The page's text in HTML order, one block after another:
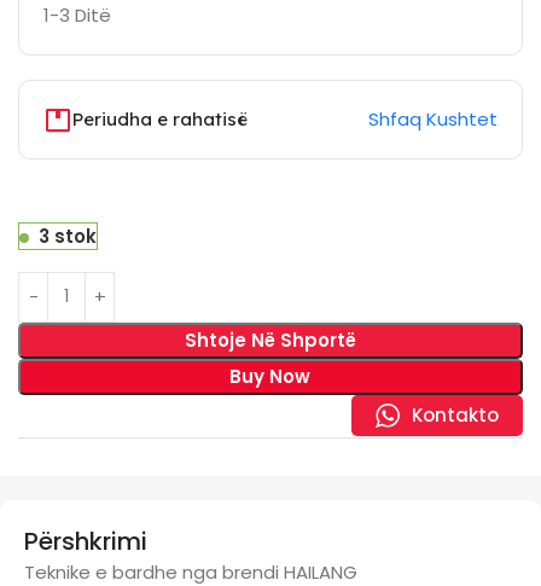
1-3 Ditë
Periudha e rahatisë Shfaq Kushtet
3 stok
Shtoje Në Shportë
Buy Now
Kontakto
Përshkrimi
Teknike e bardhe nga brendi HAILANG